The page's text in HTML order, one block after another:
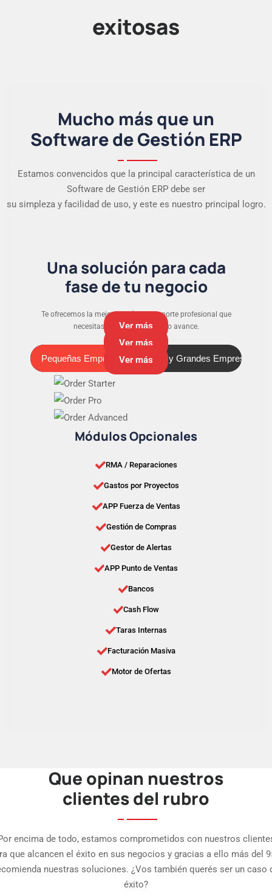
exitosas
Mucho más que un
Software de Gestión ERP
Estamos convencidos que la principal característica de un
Software de Gestión ERP debe ser
su simpleza y facilidad de uso, y este es nuestro principal logro.
Una solución para cada
fase de tu negocio
Te ofrecemos la mejor versión y el soporte profesional que
necesitas para que tu negocio avance.
Pequeñas Empresas
Pequeñas Empresas Medianas y Grandes Empresas
Ver más
Ver más
Ver más
Módulos Opcionales
RMA / Reparaciones
Gastos por Proyectos
APP Fuerza de Ventas
Gestión de Compras
Gestor de Alertas
APP Punto de Ventas
Bancos
Cash Flow
Taras Internas
Facturación Masiva
Motor de Ofertas
Que opinan nuestros
clientes del rubro
encima de todo, estamos comprometidos con nuestros
que alcancen el éxito en sus negocios y gracias a ello más del
nuestras soluciones. ¿Vos también querés ser un caso
éxito?